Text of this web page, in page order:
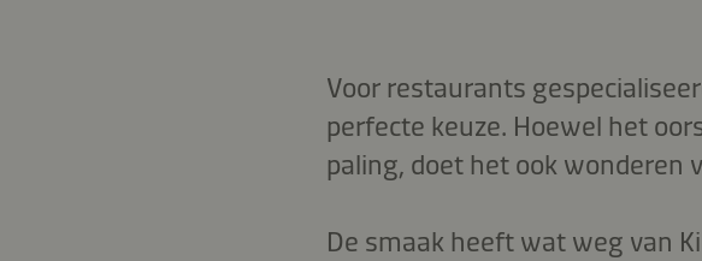
Voor restaurants
perfecte keuze. Hoewel het
paling, doet het ook wonderen
De smaak heeft wat weg van